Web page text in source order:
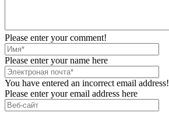
Please enter your comment!
Please enter your name here
You have entered an incorrect email address!
Please enter your email address here